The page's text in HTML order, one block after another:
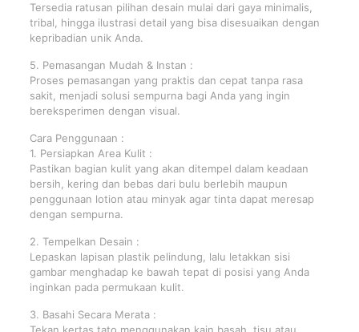
Tersedia ratusan pilihan desain mulai dari gaya minimalis,
tribal, hingga ilustrasi detail yang bisa disesuaikan dengan
kepribadian unik Anda.
5. Pemasangan Mudah & Instan :
Proses pemasangan yang praktis dan cepat tanpa rasa
sakit, menjadi solusi sempurna bagi Anda yang ingin
bereksperimen dengan visual.
Cara Penggunaan :
1. Persiapkan Area Kulit :
Pastikan bagian kulit yang akan ditempel dalam keadaan
bersih, kering dan bebas dari bulu berlebih maupun
penggunaan lotion atau minyak agar tinta dapat meresap
dengan sempurna.
2. Tempelkan Desain :
Lepaskan lapisan plastik pelindung, lalu letakkan sisi
gambar menghadap ke bawah tepat di posisi yang Anda
inginkan pada permukaan kulit.
3. Basahi Secara Merata :